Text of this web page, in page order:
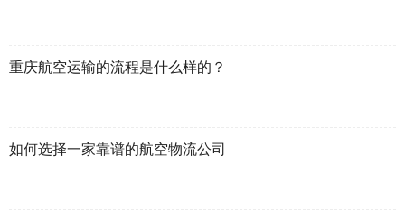
重庆航空运输的流程是什么样的？
如何选择一家靠谱的航空物流公司